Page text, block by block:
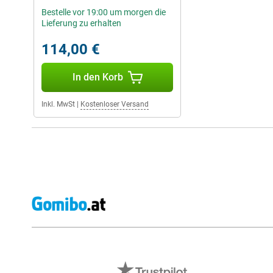
Bestelle vor 19:00 um morgen die
Lieferung zu erhalten
114,00 €
In den Korb
Inkl. MwSt Kostenloser Versand